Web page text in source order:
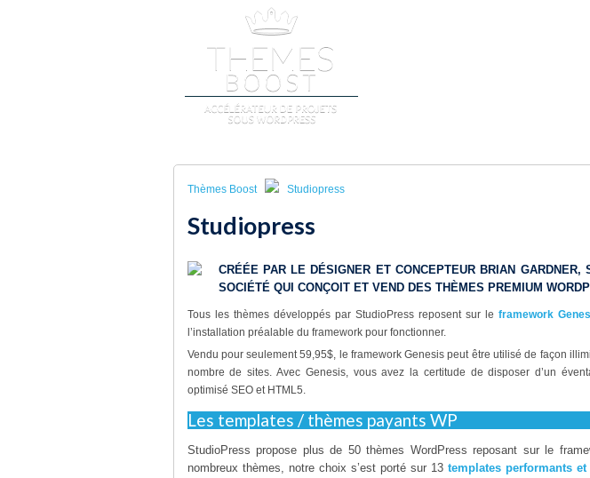
Thèmes Boost Studiopress
Studiopress
CRÉÉE PAR LE DÉSIGNER ET CONCEPTEUR BRIAN GARDNER,
SOCIÉTÉ QUI CONÇOIT ET VEND DES THÈMES PREMIUM
Tous les thèmes développés par StudioPress reposent sur le framework
l’installation préalable du framework pour fonctionner.
Vendu pour seulement 59,95$, le framework Genesis peut être utilisé de façon
nombre de sites. Avec Genesis, vous avez la certitude de disposer d’un
optimisé SEO et HTML5.
Les templates / thèmes payants WP
StudioPress propose plus de 50 thèmes WordPress reposant sur le
nombreux thèmes, notre choix s’est porté sur 13 templates performants